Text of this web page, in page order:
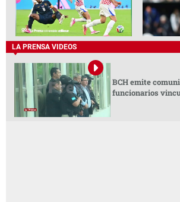
LA PRENSA VIDEOS
BCH emite
funcionarios